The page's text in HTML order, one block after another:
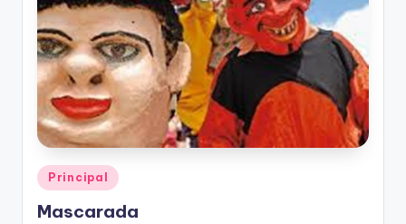
Publicado
en
Principal
Mascarada